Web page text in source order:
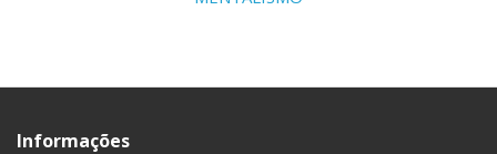
Informações